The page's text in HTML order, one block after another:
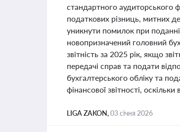
стандартного аудиторського
податкових різниць, митних
уникнути помилок при поданні
новопризначений головний
звітність за 2025 рік, якщо
передачі справ та подати
бухгалтерського обліку та
фінансової звітності,
LIGA ZAKON,03 січня 2026